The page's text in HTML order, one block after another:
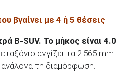
βγαίνει με 4 ή 5 θέσεις
B-SUV. Το μήκος είναι
αγγίζει τα 2.565 mm.
τη διαμόρφωση.